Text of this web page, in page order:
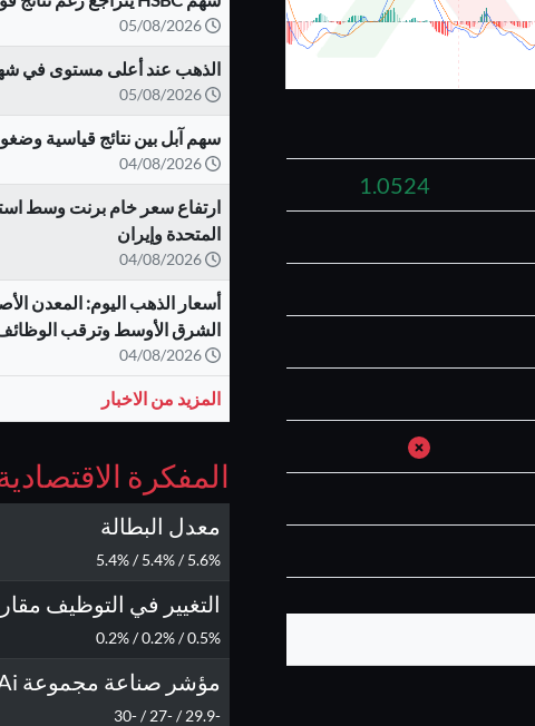
05/08/2026
الذهب عند أعلى مستوى في
05/08/2026
سهم آبل بين نتائج قياسية
04/08/2026
ارتفاع سعر خام برنت وسط
المتحدة وإيران
04/08/2026
أسعار الذهب اليوم: المعدن
الشرق الأوسط وترقب الوظائف
04/08/2026
المزيد من الاخبار
المفكرة
معدل البطالة
5.6% / 5.4% / 5.4%
التغيير في التوظيف
0.5% / 0.2% / 0.2%
مؤشر صناعة مجموعة Ai
-29.9 / -27 / -30
1.0524